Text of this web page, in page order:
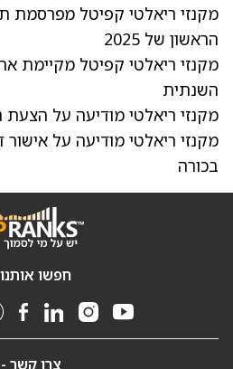
מקנזי ריאלטי קפיטל מפרסמת
הראשון של 2025
מקנזי ריאלטי קפיטל מקיימת
השנתית
מקנזי ריאלטי מודיעה על הצעת
מקנזי ריאלטי מודיעה על אישור
בכורה
חפשו
צרו קשר -